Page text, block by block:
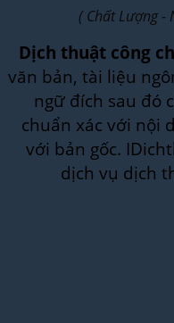
( Chất Lượng -
Dịch thuật công
văn bản, tài liệu
ngữ đích sau đó
chuẩn xác với nội
với bản gốc.
dịch vụ dịch